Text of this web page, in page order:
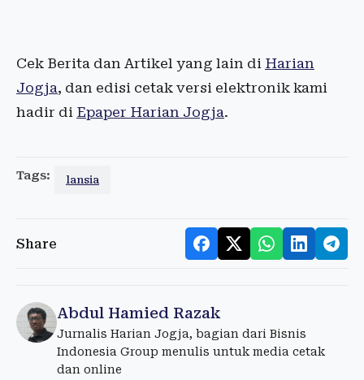
Cek Berita dan Artikel yang lain di Harian
Jogja, dan edisi cetak versi elektronik kami
hadir di Epaper Harian Jogja.
Tags: lansia
Share
Abdul Hamied Razak
Jurnalis Harian Jogja, bagian dari Bisnis
Indonesia Group menulis untuk media cetak
dan online